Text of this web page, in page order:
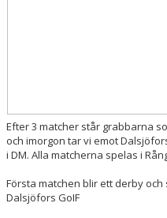
Efter 3 matcher står grabbarna
och imorgon tar vi emot
i DM. Alla matcherna spelas i
Första matchen blir ett derby och
Dalsjöfors GoIF